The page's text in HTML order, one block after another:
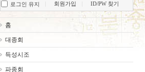
로그인 유지 회원가입 ID/PW 찾기
홈
대종회
득성시조
파종회